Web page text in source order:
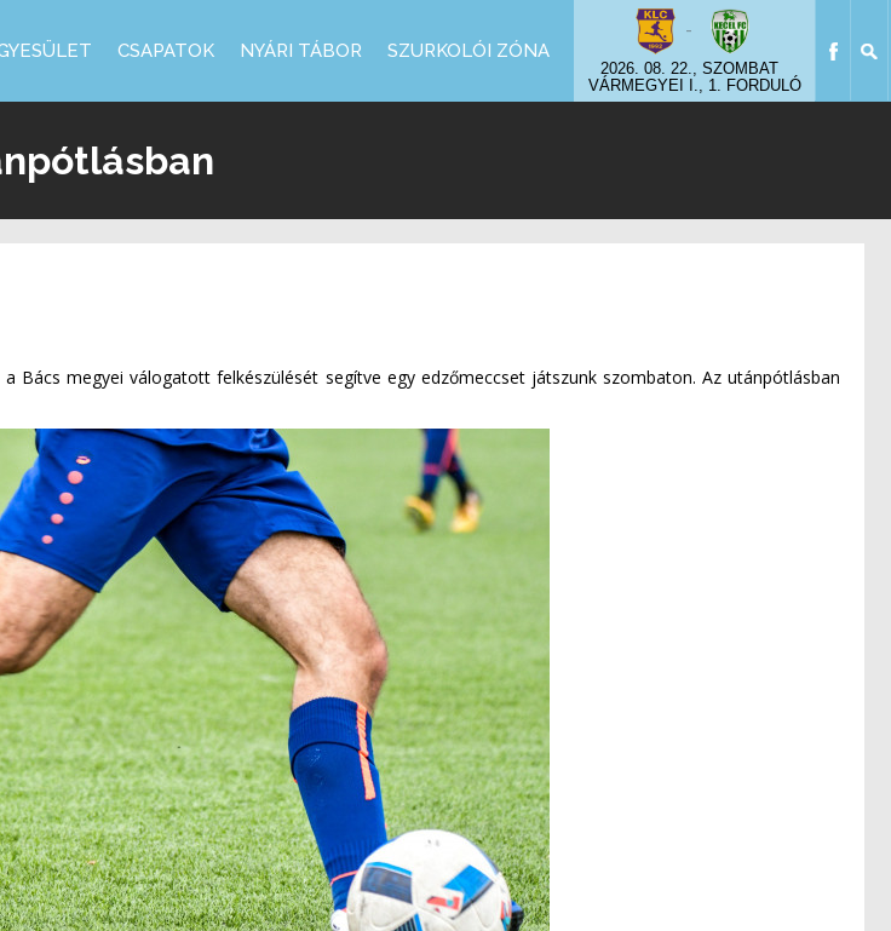
-
2026. 08. 22., SZOMBAT
VÁRMEGYEI I., 1. FORDULÓ
CSAPATOK NYÁRI TÁBOR SZURKOLÓI ZÓNA
Bács megyei válogatott felkészülését segítve egy edzőmeccset játszunk szombaton. Az utánpótlásban